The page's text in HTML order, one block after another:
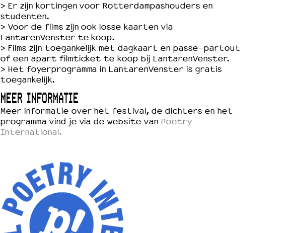
> Er zijn kortingen voor Rotterdampashouders en
studenten.
> Voor de films zijn ook losse kaarten via
LantarenVenster te koop.
> Films zijn toegankelijk met dagkaart en passe-partout
of een apart filmticket te koop bij LantarenVenster.
> Het foyerprogramma in LantarenVenster is gratis
toegankelijk.
MEER INFORMATIE
Meer informatie over het festival, de dichters en het
programma vind je via de website van Poetry
International.